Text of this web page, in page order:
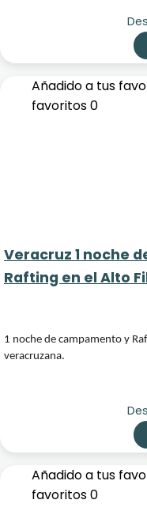
Añadido a tus
favoritos0
Veracruz 1 noche
Rafting en el Alto
1 noche de campamento y
veracruzana.
Añadido a tus
favoritos0